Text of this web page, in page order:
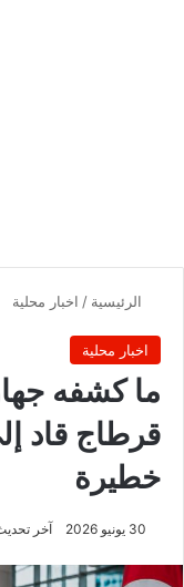
الرئيسية / اخبار محلية
اخبار محلية
ما كشفه
قرطاج قاد
خطيرة
30 يونيو 2026 آخر تحديث: 30 يونيو